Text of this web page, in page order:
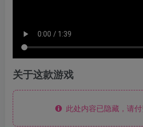
关于这款游戏
此处内容已隐藏，请付